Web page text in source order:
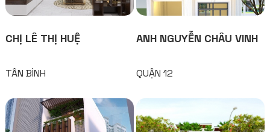
CHỊ LÊ THỊ HUỆ
TÂN BÌNH
ANH NGUYỄN CHÂU VINH
QUẬN 12